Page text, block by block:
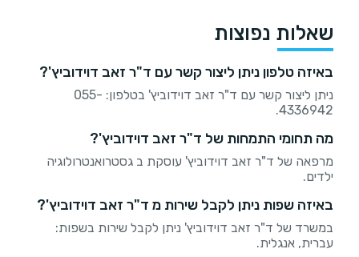
שאלות נפוצות
באיזה טלפון ניתן ליצור קשר עם ד"ר זאב דוידוביץ'?
ניתן ליצור קשר עם ד"ר זאב דוידוביץ' בטלפון: 055-
4336942.
מה תחומי התמחות של ד"ר זאב דוידוביץ'?
מרפאה של ד"ר זאב דוידוביץ' עוסקת ב גסטרואנטרולוגיה
ילדים.
באיזה שפות ניתן לקבל שירות מ ד"ר זאב דוידוביץ'?
במשרד של ד"ר זאב דוידוביץ' ניתן לקבל שירות בשפות:
עברית, אנגלית.